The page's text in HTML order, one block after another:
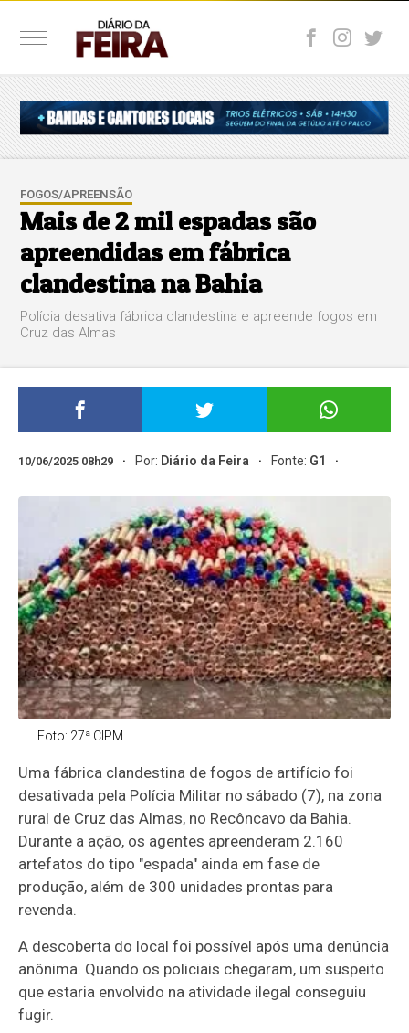
FOGOS/APREENSÃO
Mais de 2 mil espadas são
apreendidas em fábrica
clandestina na Bahia
Polícia desativa fábrica clandestina e apreende fogos em
Cruz das Almas
10/06/2025 08h29 Por: Diário da Feira Fonte: G1
Foto: 27ª CIPM
Uma fábrica clandestina de fogos de artifício foi
desativada pela Polícia Militar no sábado (7), na zona
rural de Cruz das Almas, no Recôncavo da Bahia.
Durante a ação, os agentes apreenderam 2.160
artefatos do tipo "espada" ainda em fase de
produção, além de 300 unidades prontas para
revenda.
A descoberta do local foi possível após uma denúncia
anônima. Quando os policiais chegaram, um suspeito
que estaria envolvido na atividade ilegal conseguiu
fugir.